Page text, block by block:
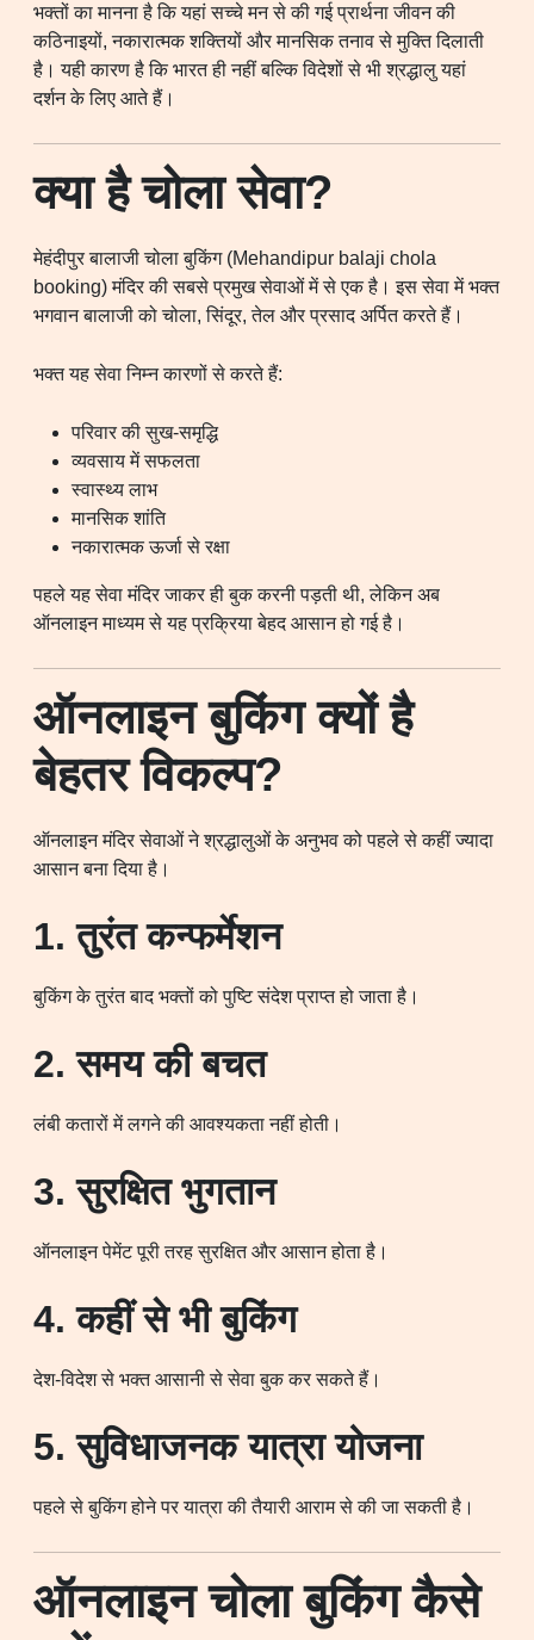
भक्तों का मानना है कि यहां सच्चे मन से की गई प्रार्थना जीवन की
कठिनाइयों, नकारात्मक शक्तियों और मानसिक तनाव से मुक्ति दिलाती
है। यही कारण है कि भारत ही नहीं बल्कि विदेशों से भी श्रद्धालु यहां
दर्शन के लिए आते हैं।
क्या है चोला सेवा?
मेहंदीपुर बालाजी चोला बुकिंग (Mehandipur balaji chola
booking) मंदिर की सबसे प्रमुख सेवाओं में से एक है। इस सेवा में भक्त
भगवान बालाजी को चोला, सिंदूर, तेल और प्रसाद अर्पित करते हैं।
भक्त यह सेवा निम्न कारणों से करते हैं:
परिवार की सुख-समृद्धि
व्यवसाय में सफलता
स्वास्थ्य लाभ
मानसिक शांति
नकारात्मक ऊर्जा से रक्षा
पहले यह सेवा मंदिर जाकर ही बुक करनी पड़ती थी, लेकिन अब
ऑनलाइन माध्यम से यह प्रक्रिया बेहद आसान हो गई है।
ऑनलाइन बुकिंग क्यों है
बेहतर विकल्प?
ऑनलाइन मंदिर सेवाओं ने श्रद्धालुओं के अनुभव को पहले से कहीं ज्यादा
आसान बना दिया है।
1. तुरंत कन्फर्मेशन
बुकिंग के तुरंत बाद भक्तों को पुष्टि संदेश प्राप्त हो जाता है।
2. समय की बचत
लंबी कतारों में लगने की आवश्यकता नहीं होती।
3. सुरक्षित भुगतान
ऑनलाइन पेमेंट पूरी तरह सुरक्षित और आसान होता है।
4. कहीं से भी बुकिंग
देश-विदेश से भक्त आसानी से सेवा बुक कर सकते हैं।
5. सुविधाजनक यात्रा योजना
पहले से बुकिंग होने पर यात्रा की तैयारी आराम से की जा सकती है।
ऑनलाइन चोला बुकिंग कैसे